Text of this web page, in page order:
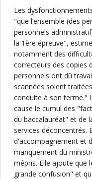
Les
"que l’ensemble (des
personnels
la 1ère épreuve",
notamment des
correcteurs des copies
personnels ont dû
scannées soient
conduite à son terme."
cause le cumul des
du baccalauréat" et de
services déconcentrés.
d'accompagnement et
manquement du
mépris. Elle ajoute que
grande confusion" et